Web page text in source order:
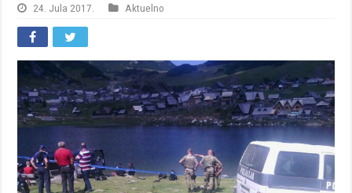
24. Jula 2017. Aktuelno